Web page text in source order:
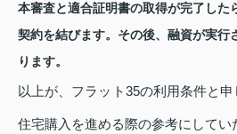
本審査と適合証明書の取得が完了した
契約を結びます。その後、融資が実行
ります。
以上が、フラット35の利用条件と申
住宅購入を進める際の参考にしてい